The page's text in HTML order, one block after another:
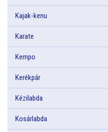
Kajak-kenu
Karate
Kempo
Kerékpár
Kézilabda
Kosárlabda